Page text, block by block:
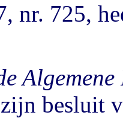
nr. 725,
besluit